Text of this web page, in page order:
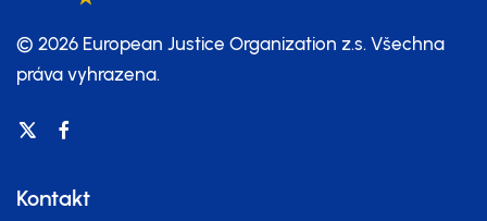
© 2026 European Justice Organization z.s. Všechna
práva vyhrazena.
Kontakt